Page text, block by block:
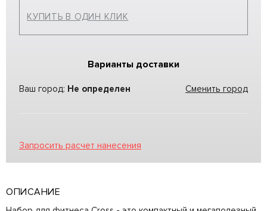
КУПИТЬ В ОДИН КЛИК
Варианты доставки
Ваш город: Не определен Сменить город
Запросить расчет нанесения
ОПИСАНИЕ